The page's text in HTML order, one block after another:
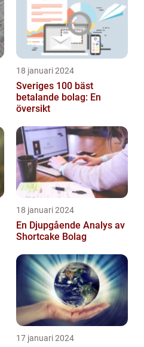
18 januari 2024
Sveriges 100 bäst
betalande bolag: En
översikt
18 januari 2024
En Djupgående Analys av
Shortcake Bolag
17 januari 2024